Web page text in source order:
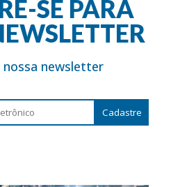
SE PARA
nossa newsletter